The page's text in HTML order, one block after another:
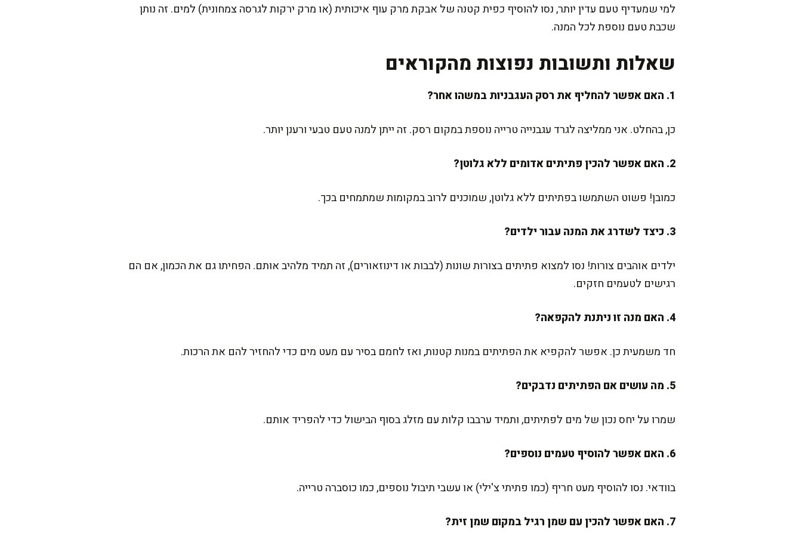
למי שמעדיף טעם עדין יותר, נסו להוסיף כפית קטנה של אבקת מרק עוף איכותית (או מרק ירקות לגרסה צמחונית) למים. זה נותן
שכבת טעם נוספת לכל המנה.
שאלות ותשובות נפוצות מהקוראים
1. האם אפשר להחליף את רסק העגבניות במשהו אחר?
כן, בהחלט. אני ממליצה לגרד עגבנייה טרייה נוספת במקום רסק. זה ייתן למנה טעם טבעי ורענן יותר.
2. האם אפשר להכין פתיתים אדומים ללא גלוטן?
כמובן! פשוט השתמשו בפתיתים ללא גלוטן, שמוכנים לרוב במקומות שמתמחים בכך.
3. כיצד לשדרג את המנה עבור ילדים?
ילדים אוהבים צורות! נסו למצוא פתיתים בצורות שונות (לבבות או דינוזאורים), זה תמיד מלהיב אותם. הפחיתו גם את הכמון, אם הם
רגישים לטעמים חזקים.
4. האם מנה זו ניתנת להקפאה?
חד משמעית כן. אפשר להקפיא את הפתיתים במנות קטנות, ואז לחמם בסיר עם מעט מים כדי להחזיר להם את הרכות.
5. מה עושים אם הפתיתים נדבקים?
שמרו על יחס נכון של מים לפתיתים, ותמיד ערבבו קלות עם מזלג בסוף הבישול כדי להפריד אותם.
6. האם אפשר להוסיף טעמים נוספים?
בוודאי. נסו להוסיף מעט חריף (כמו פתיתי צ'ילי) או עשבי תיבול נוספים, כמו כוסברה טרייה.
7. האם אפשר להכין עם שמן רגיל במקום שמן זית?